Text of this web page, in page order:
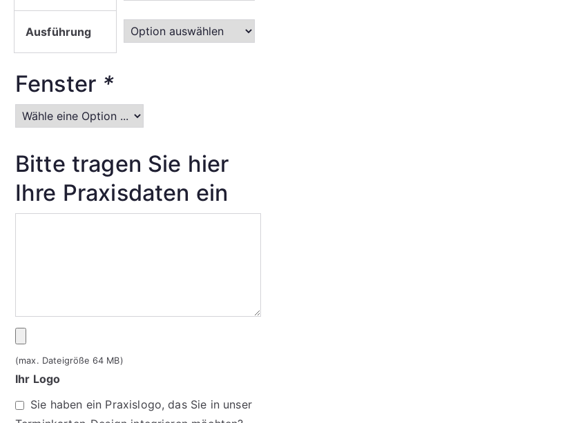
Ausführung
Fenster *
Bitte tragen Sie hier
Ihre Praxisdaten ein
(max. Dateigröße 64 MB)
Ihr Logo
Sie haben ein Praxislogo, das Sie in unser